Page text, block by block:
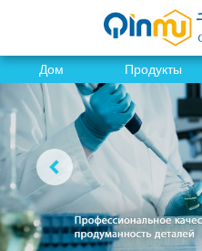
Дом Продукты